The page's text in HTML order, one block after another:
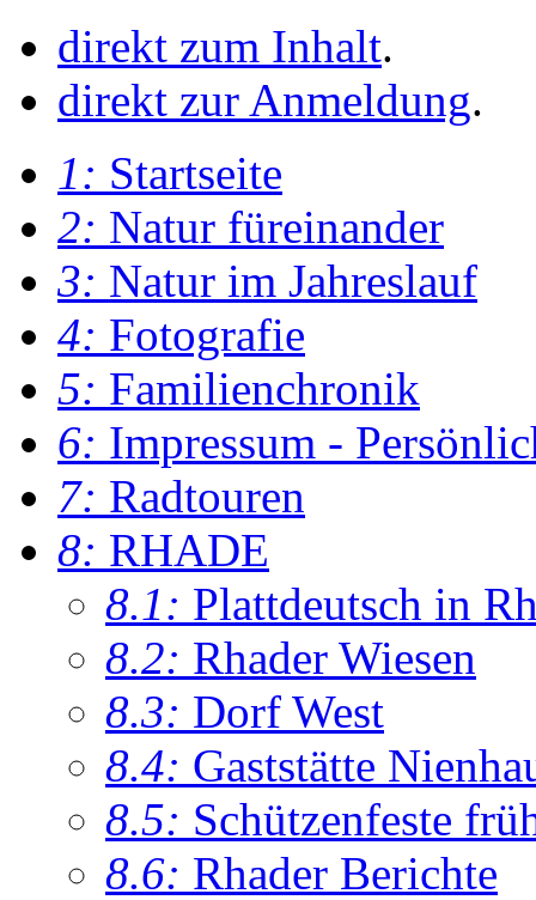
direkt zum Inhalt.
direkt zur Anmeldung.
1: Startseite
2: Natur füreinander
3: Natur im Jahreslauf
4: Fotografie
5: Familienchronik
6: Impressum -
7: Radtouren
8: RHADE
8.1: Plattdeutsch in
8.2: Rhader Wiesen
8.3: Dorf West
8.4: Gaststätte
8.5: Schützenfeste
8.6: Rhader Berichte